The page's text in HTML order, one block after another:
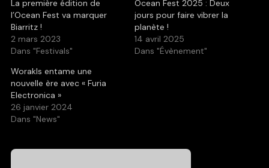
La première édition de
l’Ocean Fest va marquer
Biarritz !
2 mars 2023
Dans "Festivals"
Ocean Fest 2025 : Deux
jours pour faire vibrer la
planète !
14 avril 2025
Dans "Évènement"
Worakls entame une
nouvelle ère avec « Furia
Electronica »
26 janvier 2024
Dans "News"